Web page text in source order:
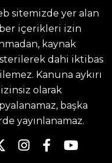
sitemizde yer alan
içerikleri izin
kaynak
dahi iktibas
Kanuna aykırı
olarak
başka
yayınlanamaz.